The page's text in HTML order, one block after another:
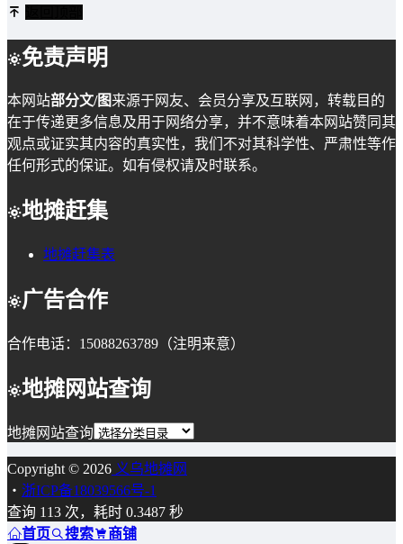
免责声明
本网站部分文/图来源于网友、会员分享及互联网，转载目的
在于传递更多信息及用于网络分享，并不意味着本网站赞同其
观点或证实其内容的真实性，我们不对其科学性、严肃性等作
任何形式的保证。如有侵权请及时联系。
地摊赶集
地摊赶集表
广告合作
合作电话：15088263789（注明来意）
地摊网站查询
地摊网站查询
Copyright © 2026 义乌地摊网
・ 浙ICP备18039566号-1
查询 113 次，耗时 0.3487 秒
首页
搜索 商铺